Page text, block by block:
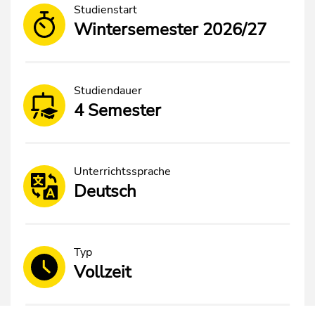
Studienstart
Wintersemester 2026/27
Studiendauer
4 Semester
Unterrichtssprache
Deutsch
Typ
Vollzeit